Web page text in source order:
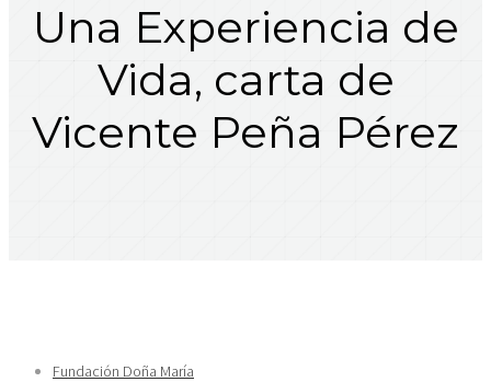
Una Experiencia de
Vida, carta de
Vicente Peña Pérez
Fundación Doña María